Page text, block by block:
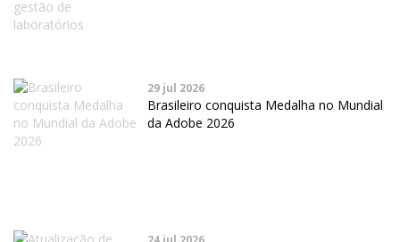
29 jul 2026
Brasileiro conquista Medalha no Mundial
da Adobe 2026
24 jul 2026